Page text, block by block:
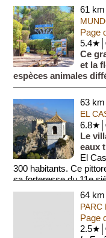
61
Page
Ce
et la
espèces animales
63
EL
Le
eaux
El
300 habitants. Ce
sa forteresse du 11e
64
PARC
Page